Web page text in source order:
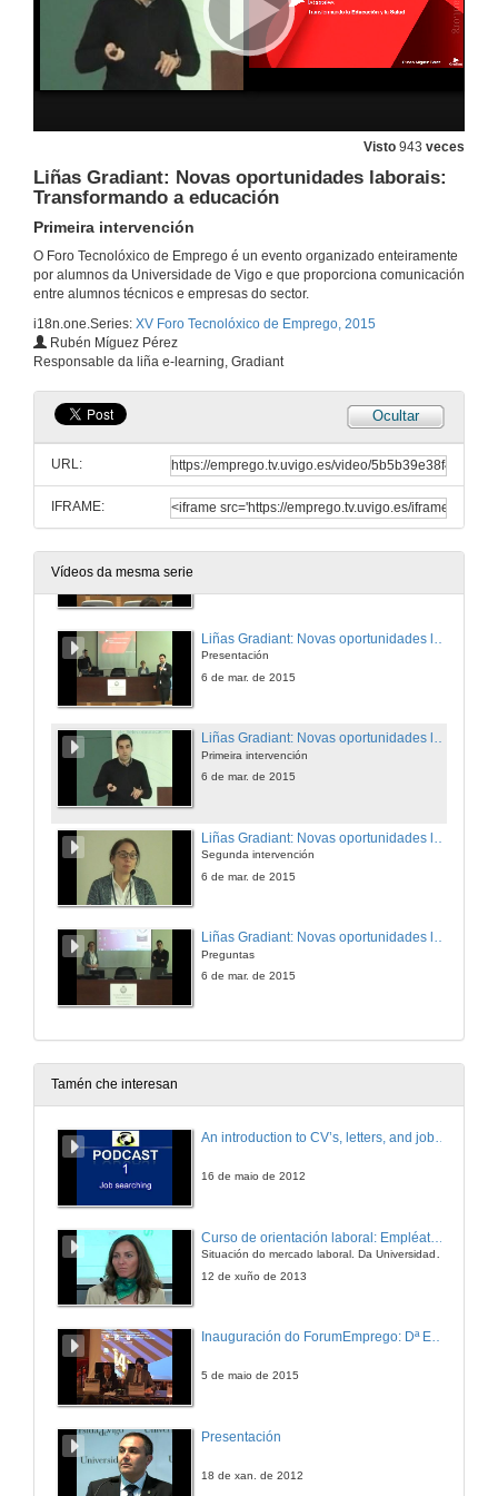
Visto 943 veces
Liñas Gradiant: Novas oportunidades laborais:
Transformando a educación
Primeira intervención
O Foro Tecnolóxico de Emprego é un evento organizado enteiramente
por alumnos da Universidade de Vigo e que proporciona comunicación
entre alumnos técnicos e empresas do sector.
i18n.one.Series: XV Foro Tecnolóxico de Emprego, 2015
Rubén Míguez Pérez
Responsable da liña e-learning, Gradiant
Ocultar
URL:
IFRAME:
Vídeos da mesma serie
Presentación
Ilustre Colexio Oficial de Enxeñeiros Industriais de Galiza
6 de mar. de 2015
Segunda intervención
6 de mar. de 2015
Preguntas
Conferencia
6 de mar. de 2015
Presentación
6 de mar. de 2015
Liñas Gradiant: Novas oportunidades laborais: Transformando a educación
Primeira intervención
6 de mar. de 2015
Segunda intervención
6 de mar. de 2015
Liñas Gradiant: Novas oportunidades laborais: Transformando a educación
Preguntas
6 de mar. de 2015
Tamén che interesan
An introduction to CV’s, letters, and job searching
16 de maio de 2012
Situación do mercado laboral. Da Universidade ao mundo laboral. Oportunidades de traballo e emprego.
12 de xuño de 2013
Inauguración do ForumEmprego: Dª Emilia Seoane
5 de maio de 2015
Presentación
18 de xan. de 2012